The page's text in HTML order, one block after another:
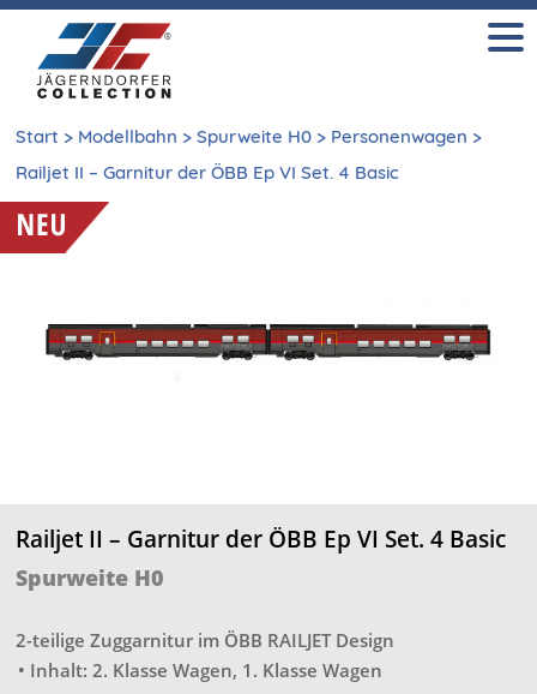
Start > Modellbahn > Spurweite H0 > Personenwagen >
Railjet II – Garnitur der ÖBB Ep VI Set. 4 Basic
Railjet II – Garnitur der ÖBB Ep VI Set. 4 Basic
Spurweite H0
2-teilige Zuggarnitur im ÖBB RAILJET Design
• Inhalt: 2. Klasse Wagen, 1. Klasse Wagen